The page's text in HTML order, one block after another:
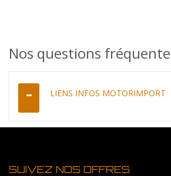
Nos questions
LIENS INFOS MOTORIMPORT
SUIVEZ NOS OFFRES